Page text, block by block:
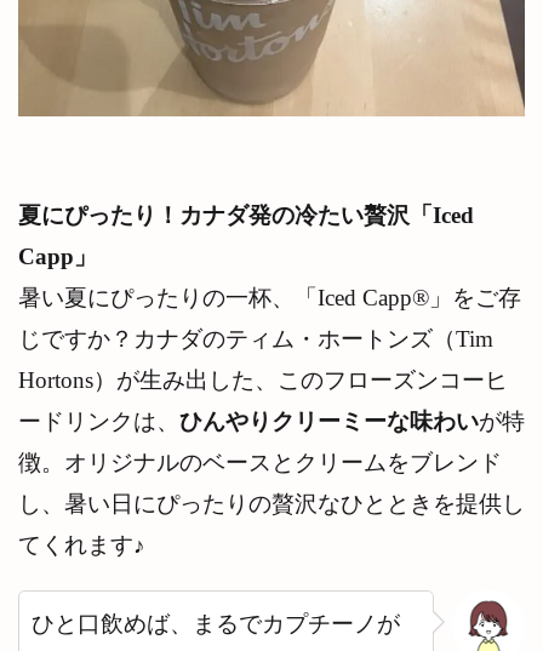
夏にぴったり！カナダ発の冷たい贅沢「Iced
Capp」
暑い夏にぴったりの一杯、「Iced Capp®」をご存
じですか？カナダのティム・ホートンズ（Tim
Hortons）が生み出した、このフローズンコーヒ
ードリンクは、 ひんやりクリーミーな味わいが特
徴。オリジナルのベースとクリームをブレンド
し、暑い日にぴったりの贅沢なひとときを提供し
てくれます♪
ひと口飲めば、まるでカプチーノが